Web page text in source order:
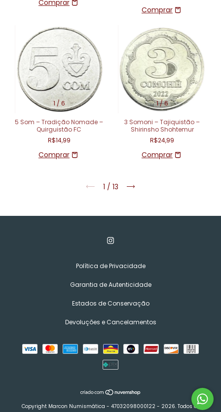
1 / 6
5 Som – Tradição Nomade –
Quirguistão FC
R$14,99
1/6
3 Somoni – Tajiquistão –
Shirinsho Shohtemur
R$24,99
1 / 13
Política de Privacidade
Garantia de Autenticidade
Estados de Conservação
Devoluções e Cancelamentos
Copyright Marcon Numismática - 47032098000122 - 2026. Todos os